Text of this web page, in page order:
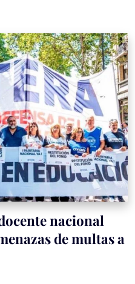
nacional
de multas a